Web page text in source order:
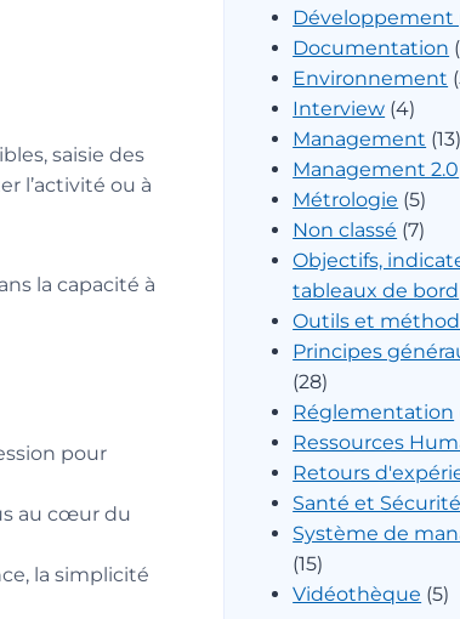
saisie des
l’activité ou à
la capacité à
pour
au cœur du
la simplicité
Développement
Documentation
Environnement
Interview (4)
Management (13)
Management 2.0
Métrologie (5)
Non classé (7)
Objectifs,
tableaux de bord
Outils et
Principes
(28)
Réglementation
Ressources
Retours
Santé et
Système de
(15)
Vidéothèque (5)